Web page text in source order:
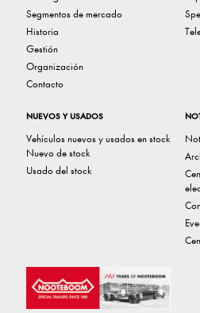
Segmentos de mercado
Historia
Gestión
Organización
Contacto
NUEVOS Y USADOS
Vehículos nuevos y usados ​​en stock
Nuevo de stock
Usado del stock